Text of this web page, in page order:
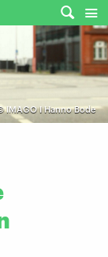
IMAGO I Hanno Bode